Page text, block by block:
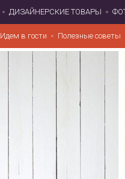
ДИЗАЙНЕРСКИЕ ТОВАРЫ
Идем в гости Полезные советы